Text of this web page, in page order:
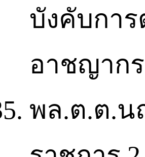
บังคับกา
อาชญาก
พล.ต.ต.น